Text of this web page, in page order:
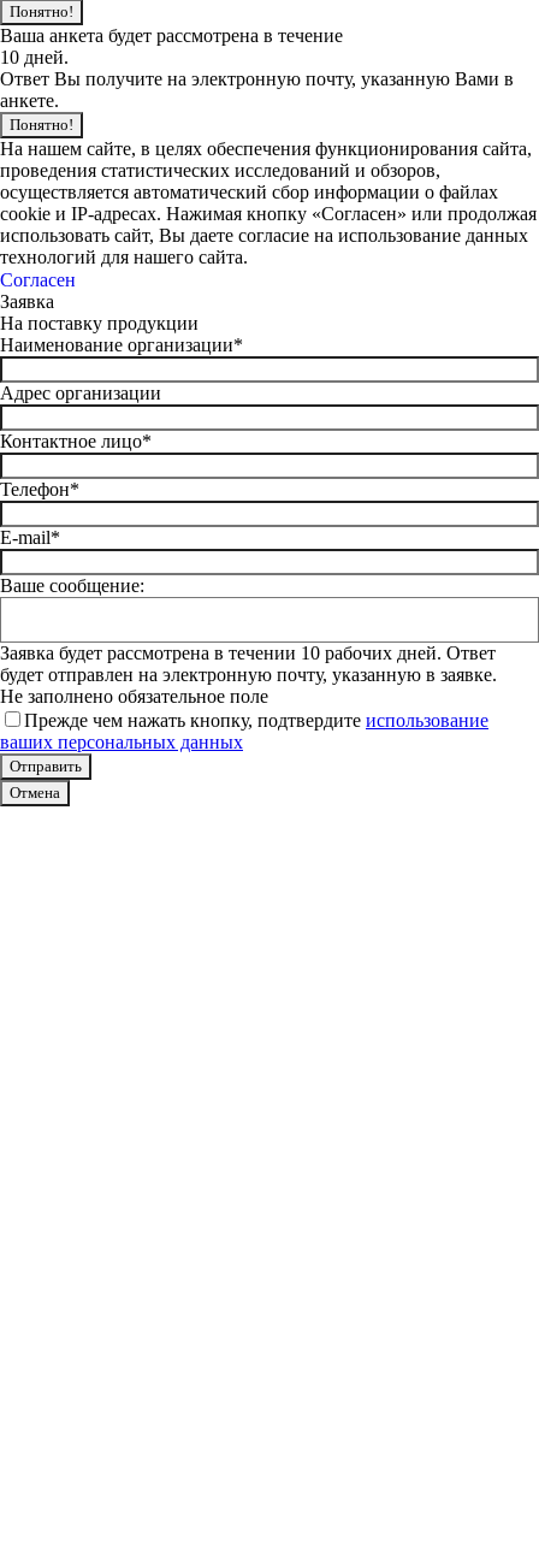
Понятно!
Ваша анкета будет рассмотрена в течение
10 дней.
Ответ Вы получите на электронную почту, указанную Вами в
анкете.
Понятно!
На нашем сайте, в целях обеспечения функционирования сайта,
проведения статистических исследований и обзоров,
осуществляется автоматический сбор информации о файлах
cookie и IP-адресах. Нажимая кнопку «Согласен» или продолжая
использовать сайт, Вы даете согласие на использование данных
технологий для нашего сайта.
Согласен
Заявка
На поставку продукции
Наименование организации*
Адрес организации
Контактное лицо*
Телефон*
E-mail*
Ваше сообщение:
Заявка будет рассмотрена в течении 10 рабочих дней. Ответ
будет отправлен на электронную почту, указанную в заявке.
Не заполнено обязательное поле
Прежде чем нажать кнопку, подтвердите использование
ваших персональных данных
Отмена